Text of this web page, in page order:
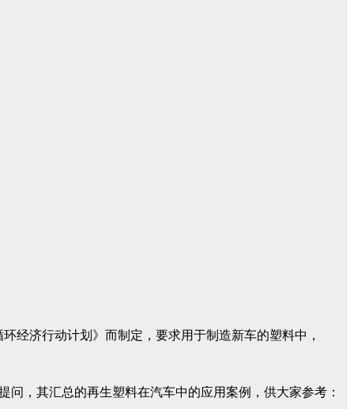
经济行动计划》而制定，要求用于制造新车的塑料中，
问，其汇总的再生塑料在汽车中的应用案例，供大家参考：